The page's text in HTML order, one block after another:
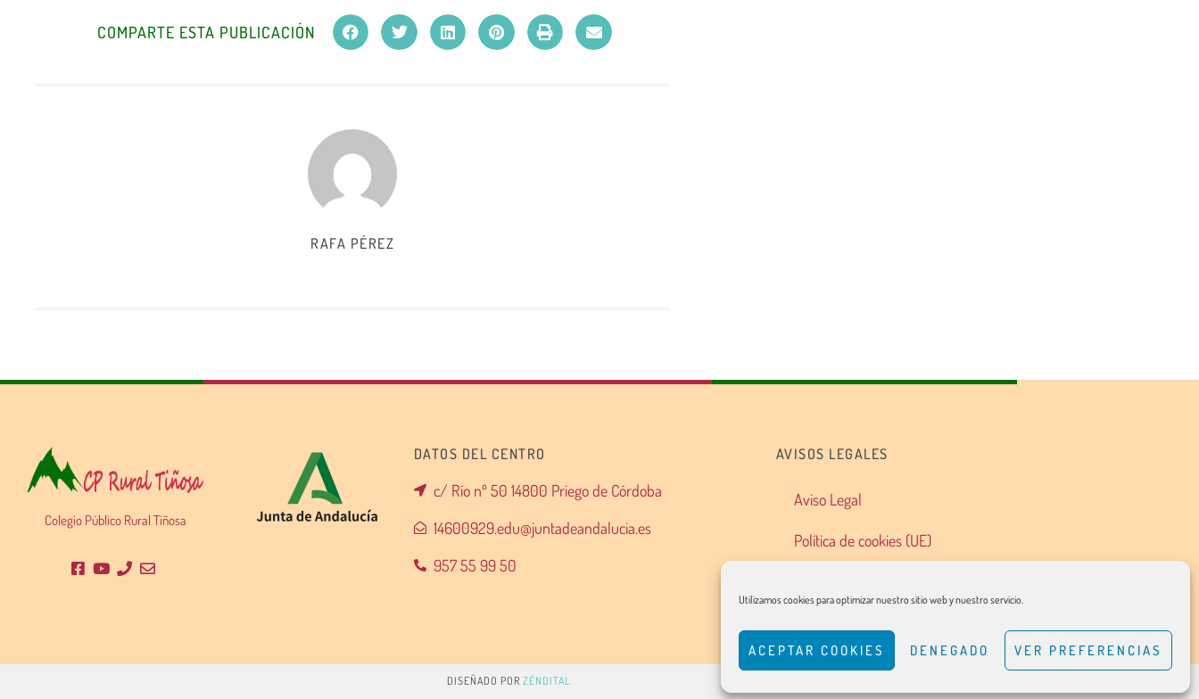
Utilizamos cookies para optimizar nuestro sitio web y nuestro servicio.
ACEPTAR COOKIES DENEGADO VER PREFERENCIAS
COMPARTE ESTA PUBLICACIÓN
RAFA PÉREZ
Colegio Público Rural Tiñosa
DATOS DEL CENTRO
c/ Río nº 50 14800 Priego de Córdoba
14600929.edu@juntadeandalucia.es
957 55 99 50
AVISOS LEGALES
Aviso Legal
Política de cookies (UE)
DISEÑADO POR ZÉNDITAL